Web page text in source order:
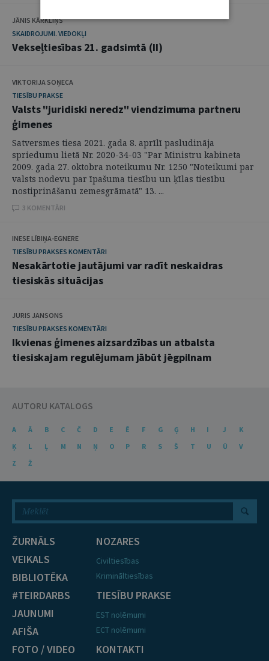
JĀNIS KĀRKLIŅŠ
SKAIDROJUMI. VIEDOKĻI
Vekseļtiesības 21. gadsimtā (II)
VIKTORIJA SOŅECA
TIESĪBU PRAKSE
Valsts "juridiski neredz" viendzimuma partneru
ģimenes
Satversmes tiesa 2021. gada 8. aprīlī pasludināja
spriedumu lietā Nr. 2020-34-03 "Par Ministru kabineta
2009. gada 27. oktobra noteikumu Nr. 1250 "Noteikumi par
valsts nodevu par īpašuma tiesību un ķīlas tiesību
nostiprināšanu zemesgrāmatā" 13. ...
3 KOMENTĀRI
INESE LĪBIŅA-EGNERE
TIESĪBU PRAKSES KOMENTĀRI
Nesakārtotie jautājumi var radīt neskaidras
tiesiskās situācijas
JURIS JANSONS
TIESĪBU PRAKSES KOMENTĀRI
Ikvienas ģimenes aizsardzības un atbalsta
tiesiskajam regulējumam jābūt jēgpilnam
AUTORU KATALOGS
A Ā B C Č D E Ē F G Ģ H I J
K
Ķ
L Ļ M N Ņ O P R S Š T U Ū
V
Z
Ž
ŽURNĀLS
VEIKALS
BIBLIOTĒKA
#TEIRDARBS
JAUNUMI
AFIŠA
FOTO / VIDEO
NOZARES
Civiltiesības
Krimināltiesības
TIESĪBU PRAKSE
EST nolēmumi
ECT nolēmumi
KONTAKTI